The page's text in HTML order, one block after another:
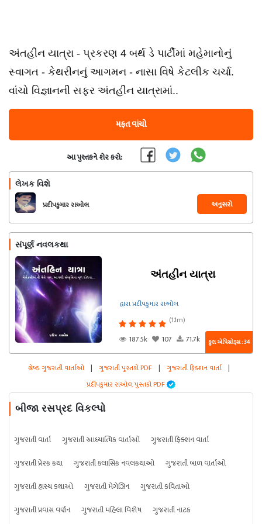
અંતહીન યાત્રા - પ્રકરણ 4 બર્થ ડે પાર્ટીમાં મહેમાનોનું
સ્વાગત - કેથરીનનું આગમન - નાસા વિષે કેટલીક ચર્ચા.
વાંચો વિજ્ઞાનની સફર અંતહીન યાત્રામાં..
મફત વાંચો
આ પુસ્તકને શેર કરો:
લેખક વિશે
પ્રદીપકુમાર રાઓલ અનુસરો
સંપૂર્ણ નવલકથા
અંતહીન યાત્રા
દ્વારા પ્રદીપકુમાર રાઓલ
(1.1m)
187.5k
107 71.7k કુલ એપિસોડ્સ : 34
શ્રેષ્ઠ ગુજરાતી વાર્તાઓ | ગુજરાતી પુસ્તકો PDF | ગુજરાતી ફિક્શન વાર્તા |
પ્રદીપકુમાર રાઓલ પુસ્તકો PDF
બીજા રસપ્રદ વિકલ્પો
ગુજરાતી વાર્તા ગુજરાતી આધ્યાત્મિક વાર્તાઓ
ગુજરાતી ફિક્શન વાર્તા
ગુજરાતી પ્રેરક કથા
ગુજરાતી ક્લાસિક નવલકથાઓ
ગુજરાતી બાળ વાર્તાઓ
ગુજરાતી હાસ્ય કથાઓ
ગુજરાતી મેગેઝિન
ગુજરાતી કવિતાઓ
ગુજરાતી પ્રવાસ વર્ણન
ગુજરાતી મહિલા વિશેષ ગુજરાતી નાટક